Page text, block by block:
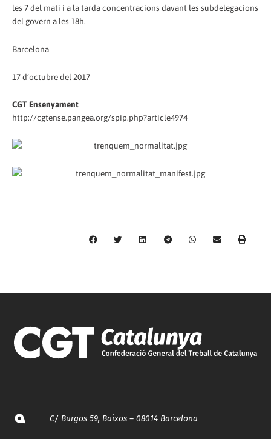
les 7 del matí i a la tarda concentracions davant les subdelegacions
del govern a les 18h.
Barcelona
17 d’octubre del 2017
CGT Ensenyament
http://cgtense.pangea.org/spip.php?article4974
C/ Burgos 59, Baixos – 08014 Barcelona